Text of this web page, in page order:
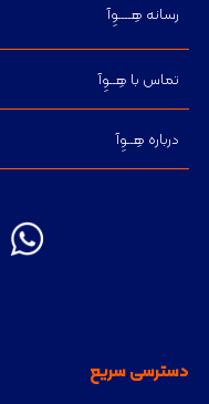
رسانه هِــــوِآ
تماس با هِــوِآ
درباره هِــوِآ
دسترسی سریع